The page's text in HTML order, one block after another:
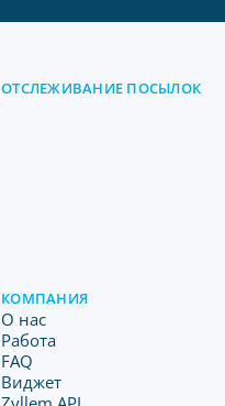
ОТСЛЕЖИВАНИЕ ПОСЫЛОК
КОМПАНИЯ
O нас
Работа
FAQ
Виджет